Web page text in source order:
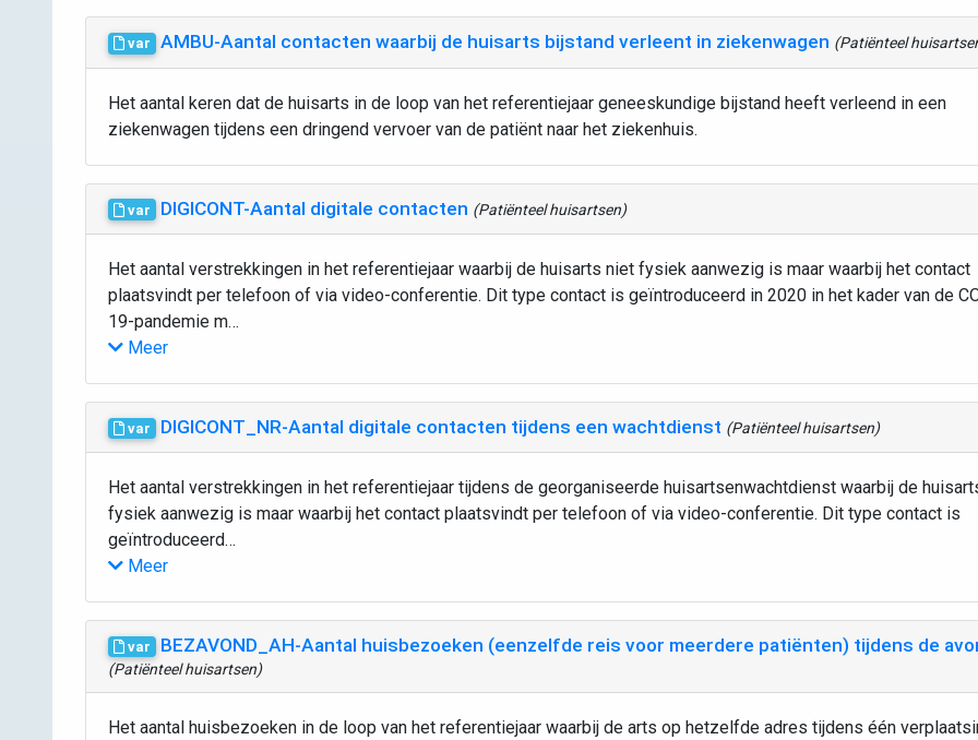
var AMBU-Aantal contacten waarbij de huisarts bijstand verleent in ziekenwagen (Patiënteel
Het aantal keren dat de huisarts in de loop van het referentiejaar geneeskundige bijstand heeft verleend in een
ziekenwagen tijdens een dringend vervoer van de patiënt naar het ziekenhuis.
var DIGICONT-Aantal digitale contacten (Patiënteel huisartsen)
Het aantal verstrekkingen in het referentiejaar waarbij de huisarts niet fysiek aanwezig is maar waarbij het contact
plaatsvindt per telefoon of via video-conferentie. Dit type contact is geïntroduceerd in 2020 in het kader van de
19-pandemie m…
Meer
var DIGICONT_NR-Aantal digitale contacten tijdens een wachtdienst (Patiënteel huisartsen)
Het aantal verstrekkingen in het referentiejaar tijdens de georganiseerde huisartsenwachtdienst waarbij de
fysiek aanwezig is maar waarbij het contact plaatsvindt per telefoon of via video-conferentie. Dit type contact is
geïntroduceerd…
Meer
var BEZAVOND_AH-Aantal huisbezoeken (eenzelfde reis voor meerdere patiënten) tijdens de
(Patiënteel huisartsen)
Het aantal huisbezoeken in de loop van het referentiejaar waarbij de arts op hetzelfde adres tijdens één